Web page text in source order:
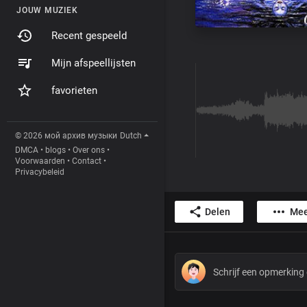
JOUW MUZIEK
Recent gespeeld
Mijn afspeellijsten
favorieten
© 2026 мой архив музыки Dutch
DMCA • blogs • Over ons •
Voorwaarden • Contact •
Privacybeleid
Delen